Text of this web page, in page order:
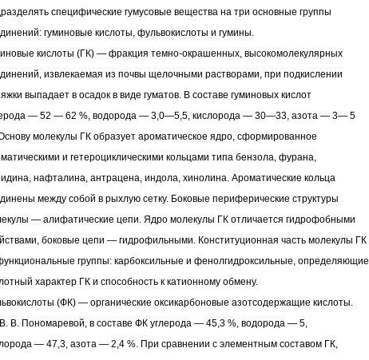
специфические гумусовые вещества на три основные группы
гуминовые кислоты, фульвокислоты и гумины.
кислоты (ГК) — фракция темно-окрашенных, высокомолекулярных
извлекаемая из почвы щелочными растворами, при подкислении
выпадает в осадок в виде гуматов. В составе гуминовых кислот
— 52 — 62 %, водорода — 3,0—5,5, кислорода — 30—33, азота — 3— 5
молекулы ГК образует ароматическое ядро, сформированное
и гетероциклическими кольцами типа бензола, фурана,
нафталина, антрацена, индола, хинолина. Ароматические кольца
между собой в рыхлую сетку. Боковые периферические структуры
— алифатические цепи. Ядро молекулы ГК отличается гидрофобными
боковые цепи — гидрофильными. Конституционная часть молекулы ГК
группы: карбоксильные и фенолгидроксильные, определяющие
характер ГК и способность к катионному обмену.
(ФК) — органические оксикарбоновые азотсодержащие кислоты.
В. Пономаревой, в составе ФК углерода — 45,3 %, водорода — 5,
— 47,3, азота — 2,4 %. При сравнении с элементным составом ГК,